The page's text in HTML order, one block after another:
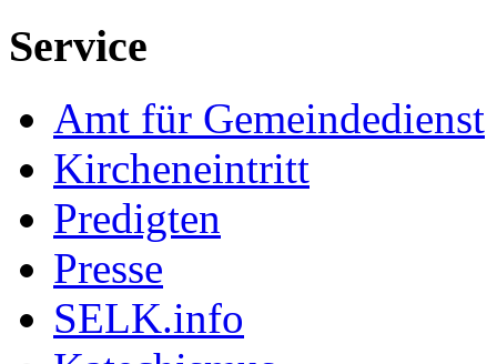
Service
Amt für Gemeindedienst
Kircheneintritt
Predigten
Presse
SELK.info